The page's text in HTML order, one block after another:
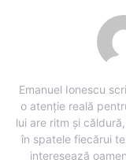
Emanuel Ionescu
o atenție reală
lui are ritm și
în spatele fiecărui
interesează